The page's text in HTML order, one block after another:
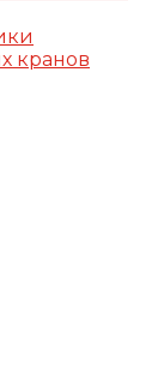
кранов